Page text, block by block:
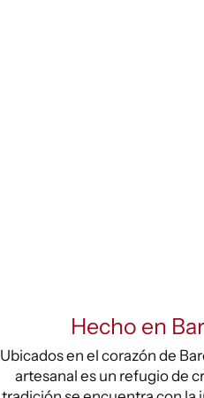
Hecho en
Ubicados en el corazón de
artesanal es un refugio de